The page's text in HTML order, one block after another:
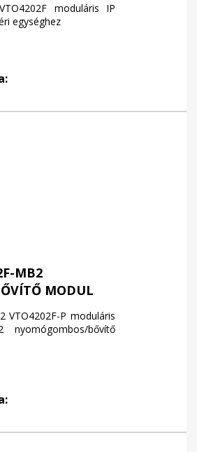
moduláris IP
egységhez
MB2
MODUL
VTO4202F-P moduláris
nyomógombos/bővítő